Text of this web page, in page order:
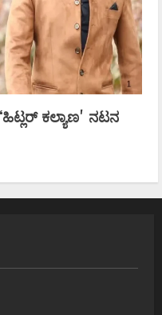
ಕಲ್ಯಾಣʼ ನಟನ